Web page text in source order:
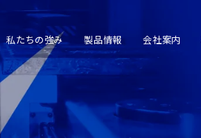
私たちの強み 製品情報 会社案内